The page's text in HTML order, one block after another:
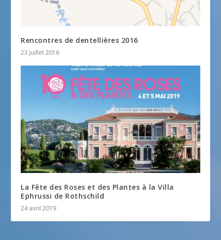
Rencontres de dentellières 2016
23 juillet 2016
La Fête des Roses et des Plantes à la Villa
Ephrussi de Rothschild
24 avril 2019